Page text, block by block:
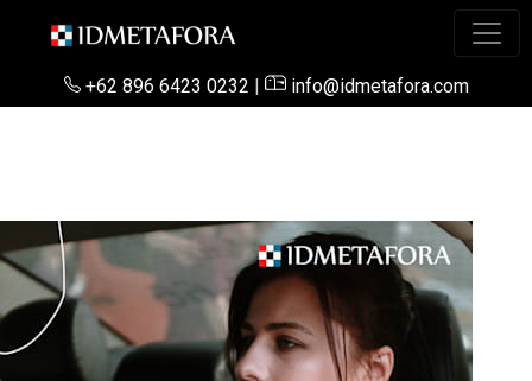
+62 896 6423 0232 | info@idmetafora.com